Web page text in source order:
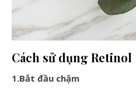
Cách sử dụng Retinol
1.Bắt đầu chậm